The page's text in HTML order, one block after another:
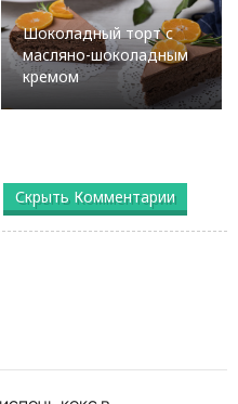
Шоколадный торт с
масляно-шоколадным
кремом
Скрыть Комментарии